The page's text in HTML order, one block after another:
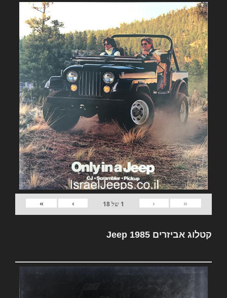
«
‹
1 של18
›
»
קטלוג אביזרים Jeep 1985